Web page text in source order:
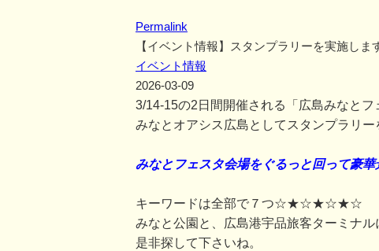
Permalink
【イベント情報】スタンプラリーを実施しま
イベント情報
2026-03-09
3/14-15の2日間開催される「広島みなとフ
みなとオアシス広島としてスタンプラリー
みなとフェスタ会場をぐるっと回って豪華
キーワードは全部で７つ☆★☆★☆★☆
みなと公園と、広島港宇品旅客ターミナ
是非探して下さいね。